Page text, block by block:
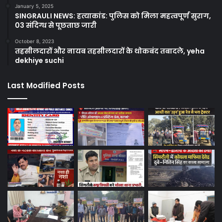
January 5, 2025
SINGRAULI NEWS: हत्याकांड: पुलिस को मिला महत्वपूर्ण सुराग,
03 संदिग्ध से पूछताछ जारी
October 8, 2023
तहसीलदारों और नायब तहसीलदारों के थोकबंद तबादले, yeha
dekhiye suchi
Last Modified Posts